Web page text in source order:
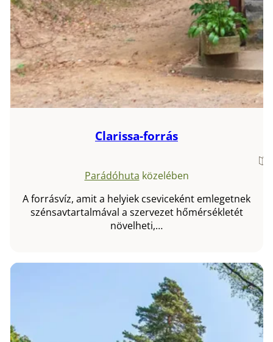
Clarissa-forrás
Parádóhuta közelében
A forrásvíz, amit a helyiek cseviceként emlegetnek
szénsavtartalmával a szervezet hőmérsékletét
növelheti,…